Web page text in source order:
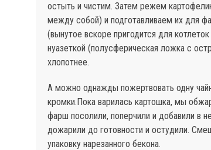
остыть и чистим. Затем режем
между собой) и подготавливаем их для
(вынутое вскоре пригодится для
нуазеткой (полусферическая ложка с
хлопотнее.
А можно однажды пожертвовать одну
кромки.Пока варилась картошка, мы
фарш посолили, поперчили и добавили в
дожарили до готовности и остудили.
упаковку нарезанного бекона.